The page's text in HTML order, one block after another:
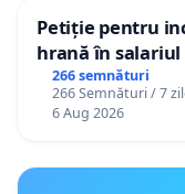
Petiție pentru
hrană în salariul
gradațiilor de
personali
266 semnături
266 Semnături / 7
6 Aug 2026